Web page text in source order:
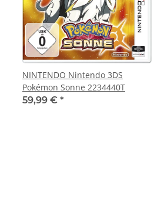
NINTENDO Nintendo 3DS
Pokémon Sonne 2234440T
59,99 € *